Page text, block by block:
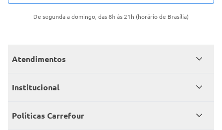
De segunda a domingo, das 8h às 21h (horário de Brasília)
Atendimentos
Meus pedidos
Institucional
Grupo Carrefour Brasil
Políticas Carrefour